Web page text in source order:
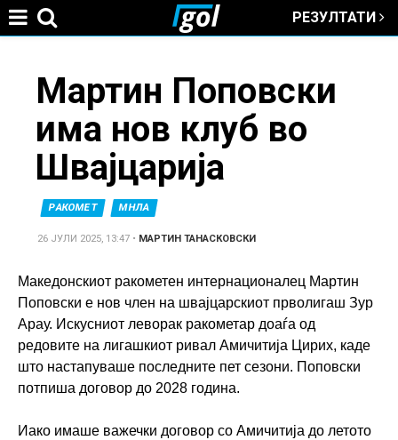
РЕЗУЛТАТИ
Мартин Поповски
има нов клуб во
Швајцарија
РАКОМЕТ МНЛА
26 ЈУЛИ 2025, 13:47 • МАРТИН ТАНАСКОВСКИ
Македонскиот ракометен интернационалец Мартин
Поповски е нов член на швајцарскиот прволигаш Зур
Арау. Искусниот леворак ракометар доаѓа од
редовите на лигашкиот ривал Амичитија Цирих, каде
што настапуваше последните пет сезони. Поповски
потпиша договор до 2028 година.
Иако имаше важечки договор со Амичитија до летото